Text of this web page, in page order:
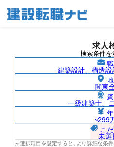
求人
検索条件を
建築設計、構造設
関東
一級建築士、
~299
こ
未選
未選択項目を設定すると､より詳細な条
その他専門職（住宅
求人検索